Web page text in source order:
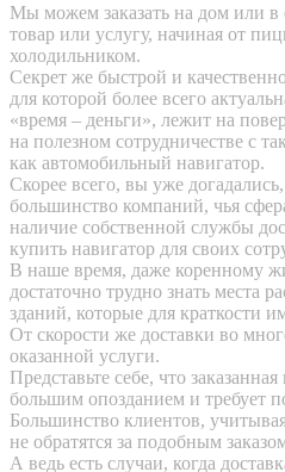
Мы можем заказать на дом или
товар или услугу, начиная от
холодильником.
Секрет же быстрой и
для которой более всего
«время – деньги», лежит на
на полезном сотрудничестве с
как автомобильный навигатор.
Скорее всего, вы уже
большинство компаний, чья
наличие собственной службы
купить навигатор для своих
В наше время, даже коренному
достаточно трудно знать места
зданий, которые для краткости
От скорости же доставки во
оказанной услуги.
Представьте себе, что
большим опозданием и требует
Большинство клиентов,
не обратятся за подобным
А ведь есть случаи, когда